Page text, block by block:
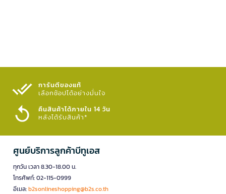
การันตีของแท้
เลือกช้อปได้อย่างมั่นใจ​
คืนสินค้าได้ภายใน 14 วัน
หลังได้รับสินค้า*
ศูนย์บริการลูกค้าบีทูเอส
ทุกวัน เวลา 8.30-18.00 น.
โทรศัพท์: 02-115-0999
อีเมล:b2sonlineshopping@b2s.co.th